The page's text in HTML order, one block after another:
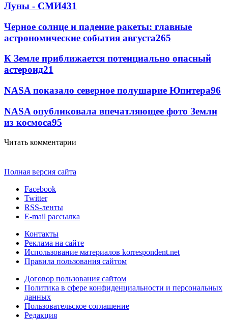
Луны - СМИ431
Черное солнце и падение ракеты: главные
астрономические события августа265
К Земле приближается потенциально опасный
астероид21
NASA показало северное полушарие Юпитера96
NASA опубликовала впечатляющее фото Земли
из космоса95
Читать комментарии
Полная версия сайта
Facebook
Twitter
RSS-ленты
E-mail рассылка
Контакты
Реклама на сайте
Использование материалов korrespondent.net
Правила пользования сайтом
Договор пользования сайтом
Политика в сфере конфиденциальности и персональных
данных
Пользовательское соглашение
Редакция